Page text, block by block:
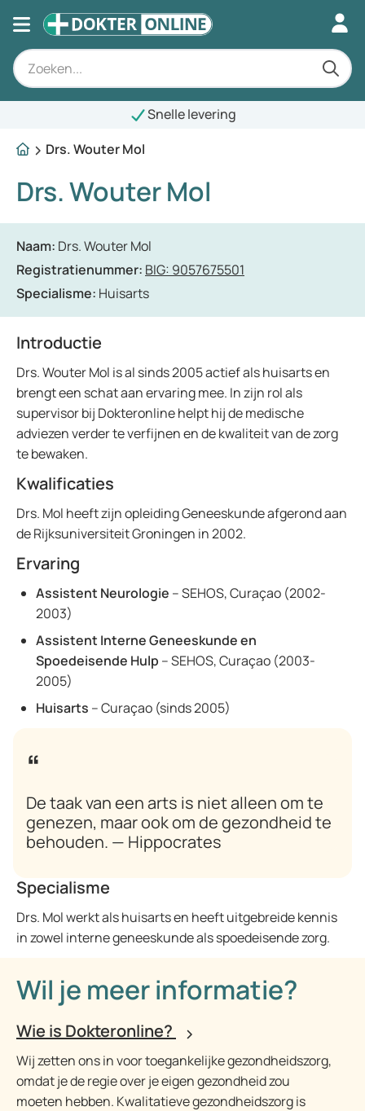
Snelle levering
Drs. Wouter Mol
Drs. Wouter Mol
Naam: Drs. Wouter Mol
Registratienummer: BIG: 9057675501
Specialisme: Huisarts
Introductie
Drs. Wouter Mol is al sinds 2005 actief als huisarts en
brengt een schat aan ervaring mee. In zijn rol als
supervisor bij Dokteronline helpt hij de medische
adviezen verder te verfijnen en de kwaliteit van de zorg
te bewaken.
Kwalificaties
Drs. Mol heeft zijn opleiding Geneeskunde afgerond aan
de Rijksuniversiteit Groningen in 2002.
Ervaring
Assistent Neurologie – SEHOS, Curaçao (2002-
2003)
Assistent Interne Geneeskunde en
Spoedeisende Hulp – SEHOS, Curaçao (2003-
2005)
Huisarts – Curaçao (sinds 2005)
De taak van een arts is niet alleen om te
genezen, maar ook om de gezondheid te
behouden. — Hippocrates
Specialisme
Drs. Mol werkt als huisarts en heeft uitgebreide kennis
in zowel interne geneeskunde als spoedeisende zorg.
Wil je meer informatie?
Wie is Dokteronline?
Wij zetten ons in voor toegankelijke gezondheidszorg,
omdat je de regie over je eigen gezondheid zou
moeten hebben. Kwalitatieve gezondheidszorg is